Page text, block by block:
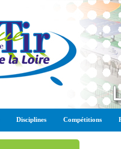
Disciplines Compétitions